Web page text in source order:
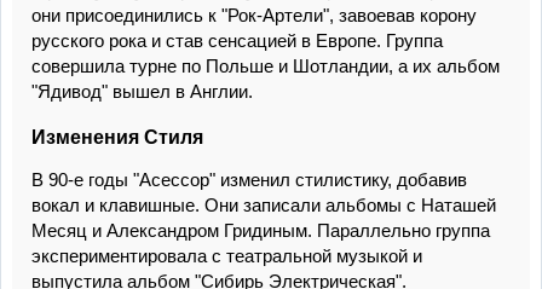
они присоединились к "Рок-Артели", завоевав корону
русского рока и став сенсацией в Европе. Группа
совершила турне по Польше и Шотландии, а их альбом
"Ядивод" вышел в Англии.
Изменения Стиля
В 90-е годы "Асессор" изменил стилистику, добавив
вокал и клавишные. Они записали альбомы с Наташей
Месяц и Александром Гридиным. Параллельно группа
экспериментировала с театральной музыкой и
выпустила альбом "Сибирь Электрическая".